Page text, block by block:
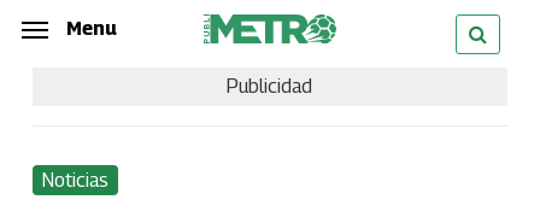
Skip
content
Menu
Publicidad
Noticias
Menu